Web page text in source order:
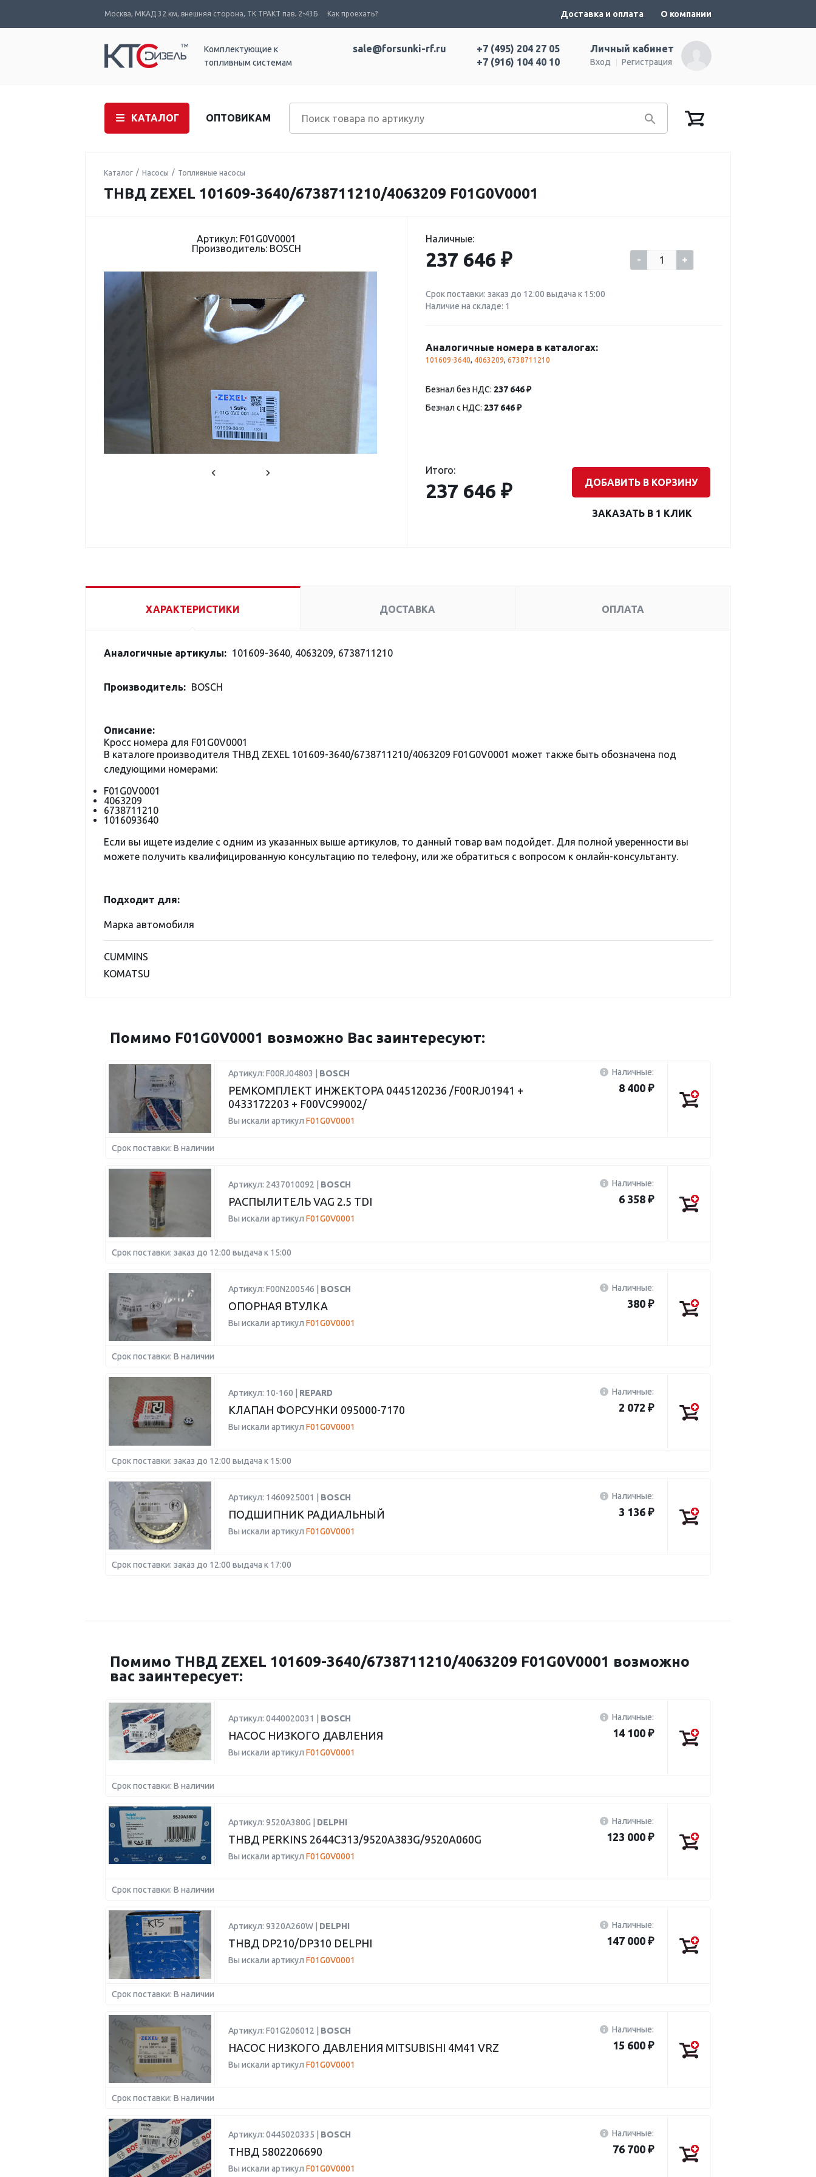
Москва, МКАД 32 км, внешняя сторона, ТК ТРАКТ пав. 2-43Б Как проехать? Доставка и оплата О компании
Комплектующие к
топливным системам
Личный кабинет
Вход Регистрация
+7 (495) 204 27 05
+7 (916) 104 40 10
sale@forsunki-rf.ru
КАТАЛОГ ОПТОВИКАМ
Каталог Насосы Топливные насосы
ТНВД ZEXEL 101609-3640/6738711210/4063209 F01G0V0001
Артикул: F01G0V0001
Производитель: BOSCH
Наличные:
237 646 ₽ - +
Срок поставки: заказ до 12:00 выдача к 15:00
Наличие на складе: 1
Аналогичные номера в каталогах:
101609-3640, 4063209, 6738711210
Безнал без НДС: 237 646 ₽
Безнал с НДС: 237 646 ₽
Итого:
237 646 ₽ ДОБАВИТЬ В КОРЗИНУ
ЗАКАЗАТЬ В 1 КЛИК
ХАРАКТЕРИСТИКИ ДОСТАВКА ОПЛАТА
Аналогичные артикулы: 101609-3640, 4063209, 6738711210
Производитель: BOSCH
Описание:
Кросс номера для F01G0V0001
В каталоге производителя ТНВД ZEXEL 101609-3640/6738711210/4063209 F01G0V0001 может также быть обозначена под
следующими номерами:
F01G0V0001
4063209
6738711210
1016093640
Если вы ищете изделие с одним из указанных выше артикулов, то данный товар вам подойдет. Для полной уверенности вы
можете получить квалифицированную консультацию по телефону, или же обратиться с вопросом к онлайн-консультанту.
Подходит для:
Марка автомобиля
CUMMINS
KOMATSU
Помимо F01G0V0001 возможно Вас заинтересуют:
Артикул: F00RJ04803 | BOSCH
РЕМКОМПЛЕКТ ИНЖЕКТОРА 0445120236 /F00RJ01941 +
0433172203 + F00VC99002/
Вы искали артикул F01G0V0001
Наличные:
8 400 ₽
Срок поставки: В наличии
Артикул: 2437010092 | BOSCH
РАСПЫЛИТЕЛЬ VAG 2.5 TDI
Вы искали артикул F01G0V0001
Наличные:
6 358 ₽
Срок поставки: заказ до 12:00 выдача к 15:00
Артикул: F00N200546 | BOSCH
ОПОРНАЯ ВТУЛКА
Вы искали артикул F01G0V0001
Наличные:
380 ₽
Срок поставки: В наличии
Артикул: 10-160 | REPARD
КЛАПАН ФОРСУНКИ 095000-7170
Вы искали артикул F01G0V0001
Наличные:
2 072 ₽
Срок поставки: заказ до 12:00 выдача к 15:00
Артикул: 1460925001 | BOSCH
ПОДШИПНИК РАДИАЛЬНЫЙ
Вы искали артикул F01G0V0001
Наличные:
3 136 ₽
Срок поставки: заказ до 12:00 выдача к 17:00
Помимо ТНВД ZEXEL 101609-3640/6738711210/4063209 F01G0V0001 возможно
вас заинтересует:
Артикул: 0440020031 | BOSCH
НАСОС НИЗКОГО ДАВЛЕНИЯ
Вы искали артикул F01G0V0001
Наличные:
14 100 ₽
Срок поставки: В наличии
Артикул: 9520A380G | DELPHI
ТНВД PERKINS 2644C313/9520A383G/9520A060G
Вы искали артикул F01G0V0001
Наличные:
123 000 ₽
Срок поставки: В наличии
Артикул: 9320A260W | DELPHI
ТНВД DP210/DP310 DELPHI
Вы искали артикул F01G0V0001
Наличные:
147 000 ₽
Срок поставки: В наличии
Артикул: F01G206012 | BOSCH
НАСОС НИЗКОГО ДАВЛЕНИЯ MITSUBISHI 4M41 VRZ
Вы искали артикул F01G0V0001
Наличные:
15 600 ₽
Срок поставки: В наличии
Артикул: 0445020335 | BOSCH
ТНВД 5802206690
Вы искали артикул F01G0V0001
Наличные:
76 700 ₽